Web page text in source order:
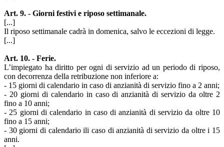
Art. 9. - Giorni festivi e riposo settimanale.
[...]
Il riposo settimanale cadrà in domenica, salvo le eccezioni di legge.
[...]
Art. 10. - Ferie.
L’impiegato ha diritto per ogni di servizio ad un periodo di riposo,
con decorrenza della retribuzione non inferiore a:
- 15 giorni di calendario in caso di anzianità di servizio fino a 2 anni;
- 20 giorni di calendario in caso di anzianità di servizio da oltre 2
fino a 10 anni;
- 25 giorni di calendario in caso di anzianità di servizio da oltre 10
fino a 15 anni;
- 30 giorni di calendario ili caso di anzianità di servizio da oltre i 15
anni.